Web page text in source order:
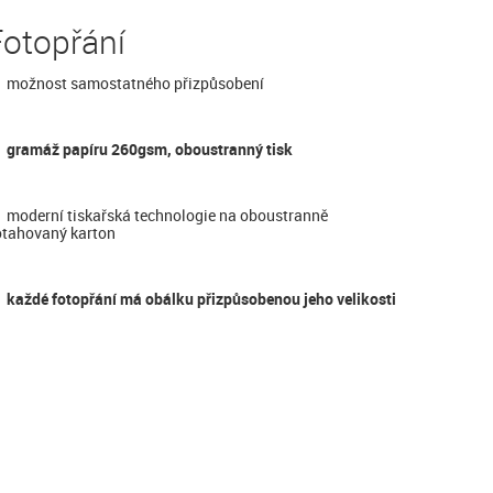
možnost samostatného přizpůsobení
gramáž papíru 260gsm, oboustranný tisk
moderní tiskařská technologie na oboustranně
karton
každé fotopřání má obálku přizpůsobenou jeho velikosti